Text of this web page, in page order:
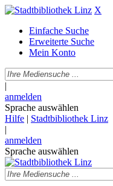
X
Einfache Suche
Erweiterte Suche
Mein Konto
|
anmelden
Sprache auswählen
Hilfe | Stadtbibliothek Linz
|
anmelden
Sprache auswählen